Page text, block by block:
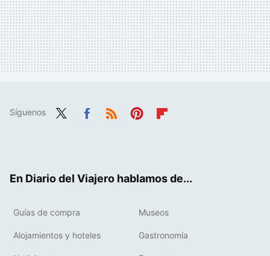
Síguenos
En Diario del Viajero hablamos de...
Guías de compra Museos
Alojamientos y hoteles Gastronomía